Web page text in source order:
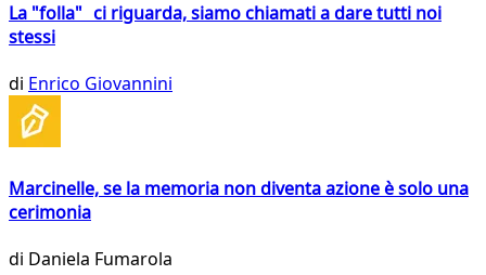
La "folla" ci riguarda, siamo chiamati a dare tutti noi
stessi
di Enrico Giovannini
Marcinelle, se la memoria non diventa azione è solo una
cerimonia
di Daniela Fumarola